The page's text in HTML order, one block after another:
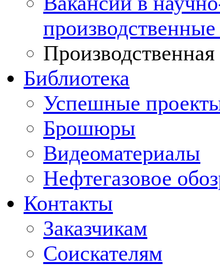
Производственная
Библиотека
Успешные
Брошюры
Видеоматериалы
Нефтегазовое
Контакты
Заказчикам
Соискателям